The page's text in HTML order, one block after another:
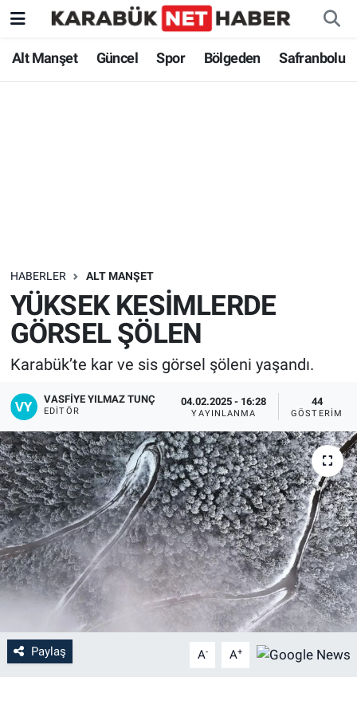
Alt Manşet Güncel Spor Bölgeden Safranbolu
HABERLER ALT MANŞET
YÜKSEK KESİMLERDE
GÖRSEL ŞÖLEN
Karabük’te kar ve sis görsel şöleni yaşandı.
VASFIYE YILMAZ TUNÇ
EDITÖR
04.02.2025 - 16:28
YAYINLANMA
44
GÖSTERIM
Paylaş A- A+